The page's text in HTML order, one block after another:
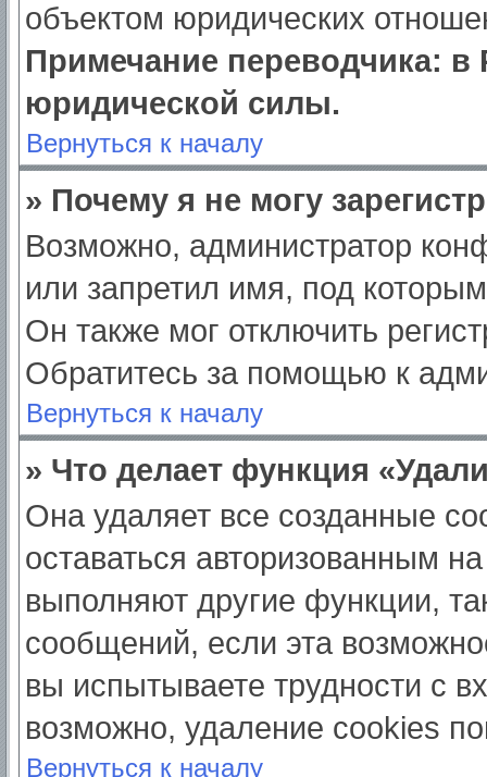
объектом юридических
Примечание переводчика: в
юридической силы.
Вернуться к началу
» Почему я не могу
Возможно, администратор
или запретил имя, под
Он также мог отключить
Обратитесь за помощью к
Вернуться к началу
» Что делает функция
Она удаляет все созданные
оставаться авторизованным
выполняют другие функции,
сообщений, если эта
вы испытываете трудности с
возможно, удаление cookies
Вернуться к началу